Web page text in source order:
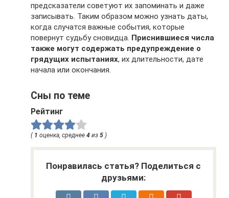
предсказатели советуют их запоминать и даже
записывать. Таким образом можно узнать даты,
когда случатся важные события, которые
повернут судьбу сновидца. Приснившиеся числа
также могут содержать предупреждение о
грядущих испытаниях, их длительности, дате
начала или окончания.
Сны по теме
Рейтинг
( 1 оценка, среднее 4 из 5 )
Понравилась статья? Поделиться с
друзьями: